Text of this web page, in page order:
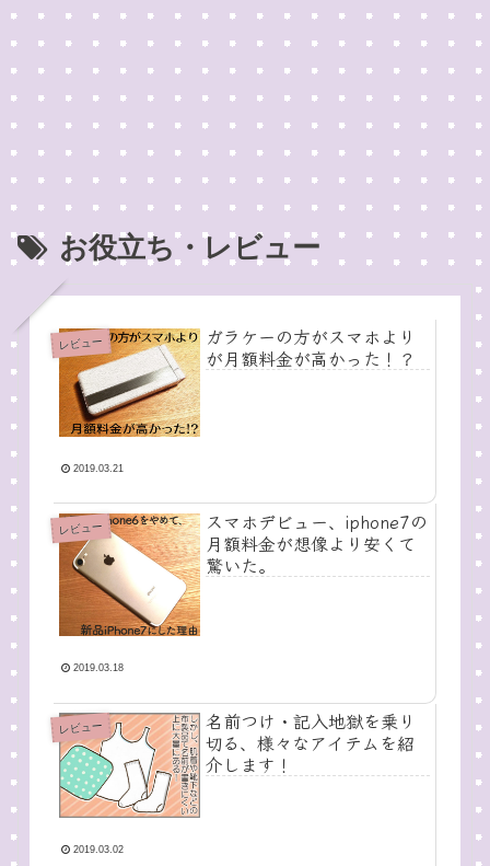
お役立ち・レビュー
レビュー
ガラケーの方がスマホより
が月額料金が高かった！？
2019.03.21
レビュー
スマホデビュー、iphone7の
月額料金が想像より安くて
驚いた。
2019.03.18
レビュー
名前つけ・記入地獄を乗り
切る、様々なアイテムを紹
介します！
2019.03.02